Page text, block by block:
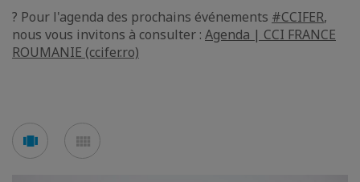
? Pour l'agenda des prochains événements #CCIFER,
nous vous invitons à consulter : Agenda | CCI FRANCE
ROUMANIE (ccifer.ro)
Voir
en
en